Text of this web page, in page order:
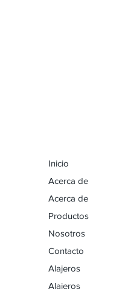
Inicio
Acerca de
Acerca de
Productos
Nosotros
Contacto
Alajeros
Alajeros